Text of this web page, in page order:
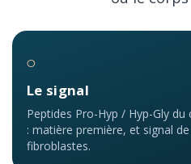
0
Le signal
Peptides Pro-Hyp / Hyp-Gly
: matière première, et signal
fibroblastes.